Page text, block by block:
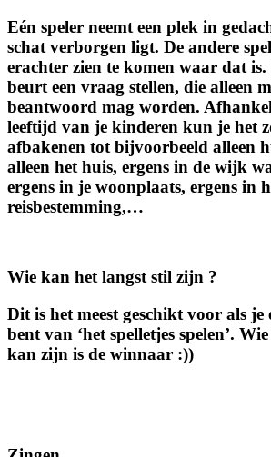
Eén speler neemt een plek in
schat verborgen ligt. De andere
erachter zien te komen waar dat
beurt een vraag stellen, die alleen
beantwoord mag worden.
leeftijd van je kinderen kun je het
afbakenen tot bijvoorbeeld alleen
alleen het huis, ergens in de wijk
ergens in je woonplaats, ergens in
reisbestemming,…
Wie kan het langst stil zijn ?
Dit is het meest geschikt voor als je
bent van ‘het spelletjes spelen’.
kan zijn is de winnaar :))